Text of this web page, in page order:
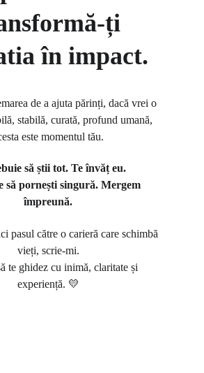
ți
în impact.
de a ajuta părinți, dacă vrei o
stabilă, curată, profund umană,
este momentul tău.
să știi tot. Te învăț eu.
să pornești singură. Mergem
împreună.
pasul către o carieră care schimbă
vieți, scrie-mi.
te ghidez cu inimă, claritate și
experiență. 💛